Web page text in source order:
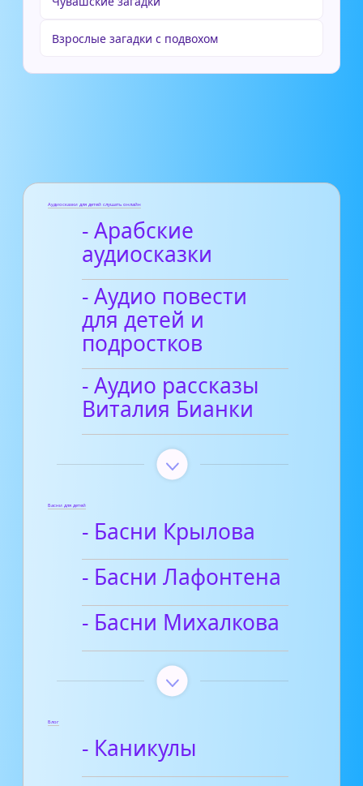
Взрослые загадки с подвохом
Аудиосказки для детей слушать онлайн
- Арабские
аудиосказки
- Аудио повести
для детей и
подростков
- Аудио рассказы
Виталия Бианки
Басни для детей
- Басни Крылова
- Басни Лафонтена
- Басни Михалкова
Блог
- Каникулы